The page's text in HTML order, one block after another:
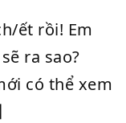
ết rồi! Em
ra sao?
có thể xem